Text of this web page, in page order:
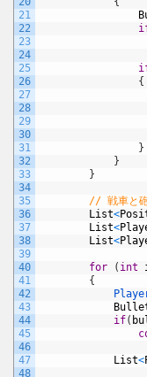
21
22
23
24
25
26
27
28
29
30
31
32
33
34
35
36
37
38
39
40
41
42
43
44
45
46
47
48
{
}
}
}
// 戦車と
List<
List<
List<
for ( int
{
if(
List<